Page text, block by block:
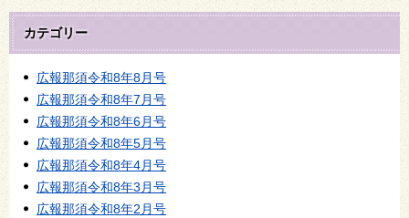
カテゴリー
広報那須令和8年8月号
広報那須令和8年7月号
広報那須令和8年6月号
広報那須令和8年5月号
広報那須令和8年4月号
広報那須令和8年3月号
広報那須令和8年2月号